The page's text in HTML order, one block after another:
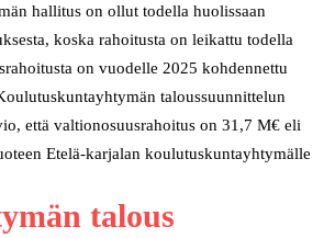
hallitus on ollut todella huolissaan
koska rahoitusta on leikattu todella
on vuodelle 2025 kohdennettu
taloussuunnittelun
että valtionosuusrahoitus on 31,7 M€ eli
Etelä-karjalan koulutuskuntayhtymälle
talous